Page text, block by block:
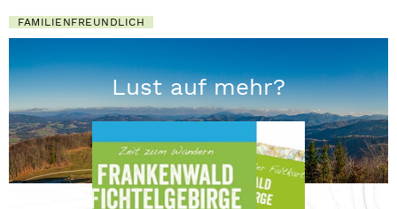
FAMILIENFREUNDLICH
Lust auf mehr?